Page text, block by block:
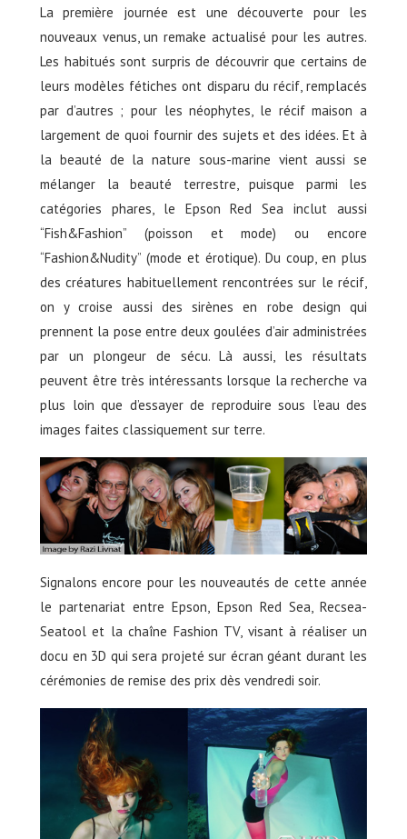
La première journée est une découverte pour les
nouveaux venus, un remake actualisé pour les autres.
Les habitués sont surpris de découvrir que certains de
leurs modèles fétiches ont disparu du récif, remplacés
par d’autres ; pour les néophytes, le récif maison a
largement de quoi fournir des sujets et des idées. Et à
la beauté de la nature sous-marine vient aussi se
mélanger la beauté terrestre, puisque parmi les
catégories phares, le Epson Red Sea inclut aussi
“Fish&Fashion” (poisson et mode) ou encore
“Fashion&Nudity” (mode et érotique). Du coup, en plus
des créatures habituellement rencontrées sur le récif,
on y croise aussi des sirènes en robe design qui
prennent la pose entre deux goulées d’air administrées
par un plongeur de sécu. Là aussi, les résultats
peuvent être très intéressants lorsque la recherche va
plus loin que d’essayer de reproduire sous l’eau des
images faites classiquement sur terre.
Signalons encore pour les nouveautés de cette année
le partenariat entre Epson, Epson Red Sea, Recsea-
Seatool et la chaîne Fashion TV, visant à réaliser un
docu en 3D qui sera projeté sur écran géant durant les
cérémonies de remise des prix dès vendredi soir.